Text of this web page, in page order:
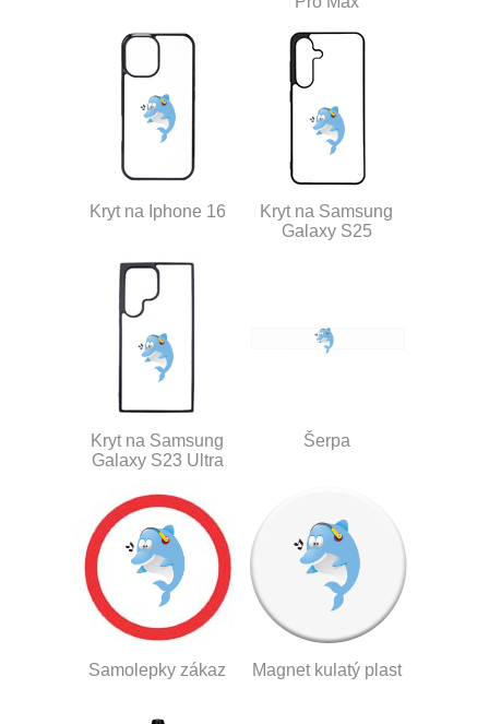
Kryt na Iphone 16
Kryt na Samsung
Galaxy S25
Kryt na Samsung
Galaxy S23 Ultra
Šerpa
Samolepky zákaz Magnet kulatý plast